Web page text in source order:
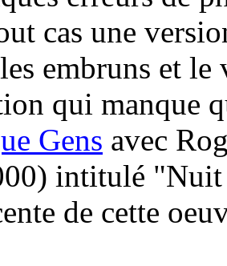
cas une
embruns et
qui manque
Gens avec
intitulé "Nuit
de cette